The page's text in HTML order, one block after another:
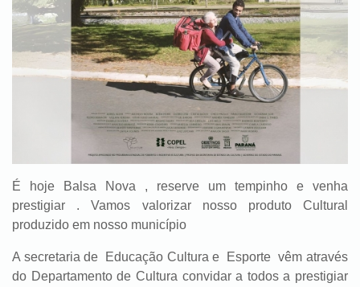
É hoje Balsa Nova , reserve um tempinho e venha
prestigiar . Vamos valorizar nosso produto Cultural
produzido em nosso município
A secretaria de Educação Cultura e Esporte vêm através
do Departamento de Cultura convidar a todos a prestigiar